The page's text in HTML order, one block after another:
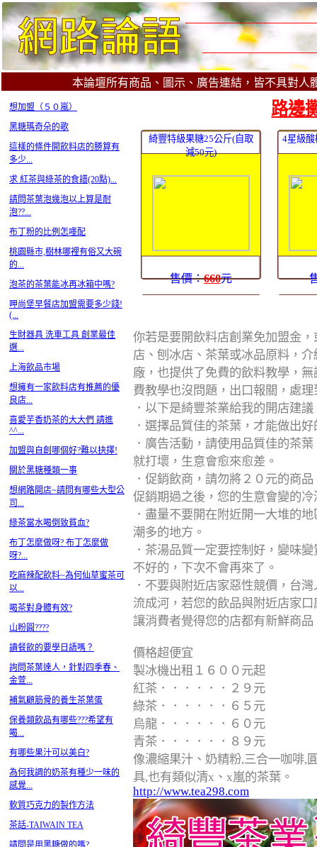
本論壇所有商品、圖示、廣告連結，皆不具對
想加盟（５０嵐）
黑糖瑪奇朵的歌
這樣的條件開飲料店的勝算有
多少...
求 紅茶與綠茶的食譜(20點)...
請問茶葉泡幾泡以上算是耐
泡??...
布丁粉的比例怎嚜配
桃園縣市,樹林哪裡有俗又大碗
的...
泡茶的茶葉能冰再冰箱中嗎?
呷尚堡早餐店加盟需要多少錢!
(...
生財器具 洗車工具 創業最佳
選...
上海飲品市場
想擁有一家飲料店有推薦的優
良店...
喜愛芋香奶茶的大大們 請進
^^...
加盟與自創哪個好?難以抉擇!
關於黑糖種類一事
想網路開店~請問有哪些大型公
司...
綠茶當水喝倒致貧血?
布丁怎麼做呀? 布丁怎麼做
呀?...
吃麻辣配飲料~為何仙草蜜茶可
以...
喝茶對身體有效?
山粉圓????
讀餐飲的要學日語嗎？
詢問茶葉達人，針對四季春、
金萱...
補氣顧筋骨的養生茶葉蛋
保養類飲品有哪些???希望有
喝...
有哪些果汁可以美白?
為何我調的奶茶有種少一味的
感覺...
軟質巧克力的製作方法
茶話-TAIWAIN TEA
請問是用黑糖做的嗎?
路邊
綺豐特級果糖25公斤(自取
減50元)
售價：660元
4星級
你若是要開飲料店創業免加盟金
店、刨冰店、茶葉或冰品原料，
廠，也提供了免費的飲料教學，
費教學也沒問題，出口報關，處
．以下是綺豐茶業給我的開店建
．選擇品質佳的茶葉，才能做出
．廣告活動，請使用品質佳的茶
就打壞，生意會愈來愈差。
．促銷飲商，請勿將２０元的商
促銷期過之後，您的生意會變的冷
．盡量不要開在附近開一大堆的
潮多的地方。
．茶湯品質一定要控制好，變味
不好的，下次不會再來了。
．不要與附近店家惡性競價，台
流成河，若您的飲品與附近店家
讓消費者覺得您的店都有新鮮商品
價格超便宜
製冰機出租１６００元起
紅茶．．．．．．２９元
綠茶．．．．．．６５元
烏龍．．．．．．６０元
青茶．．．．．．８９元
像濃縮果汁、奶精粉,三合一咖啡,
具,也有類似清x、x嵐的茶葉。
http://www.tea298.com